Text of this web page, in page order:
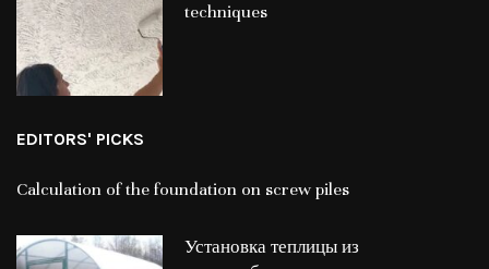
techniques
EDITORS' PICKS
Calculation of the foundation on screw piles
Установка теплицы из